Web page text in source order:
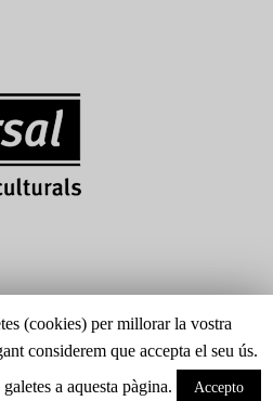
(cookies) per millorar la vostra
considerem que accepta el seu ús.
a aquesta pàgina.
Accepto